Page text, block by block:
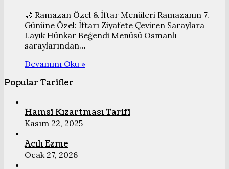
🌙 Ramazan Özel & İftar Menüleri Ramazanın 7.
Gününe Özel: İftarı Ziyafete Çeviren Saraylara
Layık Hünkar Beğendi Menüsü Osmanlı
saraylarından…
Devamını Oku »
Popular Tarifler
Hamsi Kızartması Tarifi
Kasım 22, 2025
Acılı Ezme
Ocak 27, 2026